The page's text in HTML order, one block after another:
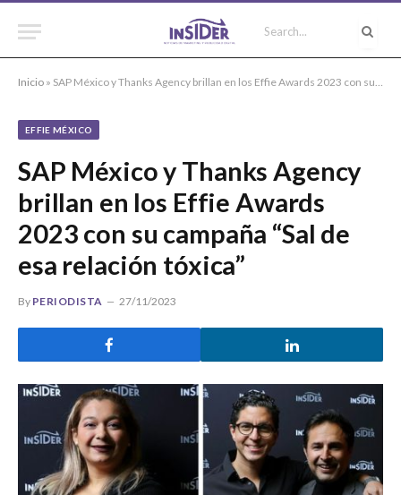
Inicio » SAP México y Thanks Agency brillan en los Effie Awards 2023 con su campaña “Sal de esa relación tóxica”
EFFIE MÉXICO
SAP México y Thanks Agency
brillan en los Effie Awards
2023 con su campaña “Sal de
esa relación tóxica”
By PERIODISTA 27/11/2023